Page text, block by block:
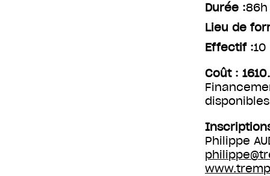
Durée :
Lieu de
Effectif :
Coût :
Philippe